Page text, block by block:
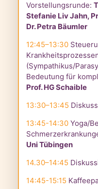
Vorstellungsrunde:
Stefanie Liv Jahn,
Dr. Petra Bäumler
12:45–13:30
(Sympathikus/
Bedeutung für
Prof. HG Schaible
13:30–13:45
13:45-14:30 Yoga/
Uni Tübingen
14.30–14:45
14:45-15:15